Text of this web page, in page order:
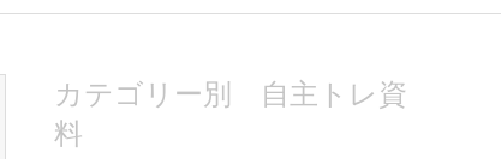
カテゴリー別 自主トレ資
料